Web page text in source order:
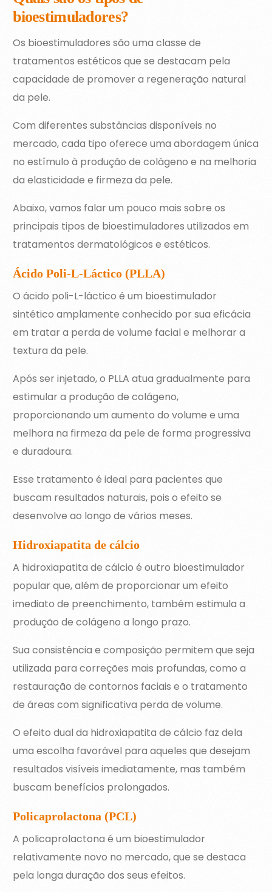
bioestimuladores?
Os bioestimuladores são uma classe de
tratamentos estéticos que se destacam pela
capacidade de promover a regeneração natural
da pele.
Com diferentes substâncias disponíveis no
mercado, cada tipo oferece uma abordagem única
no estímulo à produção de colágeno e na melhoria
da elasticidade e firmeza da pele.
Abaixo, vamos falar um pouco mais sobre os
principais tipos de bioestimuladores utilizados em
tratamentos dermatológicos e estéticos.
Ácido Poli-L-Láctico (PLLA)
O ácido poli-L-láctico é um bioestimulador
sintético amplamente conhecido por sua eficácia
em tratar a perda de volume facial e melhorar a
textura da pele.
Após ser injetado, o PLLA atua gradualmente para
estimular a produção de colágeno,
proporcionando um aumento do volume e uma
melhora na firmeza da pele de forma progressiva
e duradoura.
Esse tratamento é ideal para pacientes que
buscam resultados naturais, pois o efeito se
desenvolve ao longo de vários meses.
Hidroxiapatita de cálcio
A hidroxiapatita de cálcio é outro bioestimulador
popular que, além de proporcionar um efeito
imediato de preenchimento, também estimula a
produção de colágeno a longo prazo.
Sua consistência e composição permitem que seja
utilizada para correções mais profundas, como a
restauração de contornos faciais e o tratamento
de áreas com significativa perda de volume.
O efeito dual da hidroxiapatita de cálcio faz dela
uma escolha favorável para aqueles que desejam
resultados visíveis imediatamente, mas também
buscam benefícios prolongados.
Policaprolactona (PCL)
A policaprolactona é um bioestimulador
relativamente novo no mercado, que se destaca
pela longa duração dos seus efeitos.